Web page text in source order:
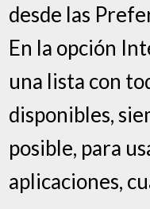
desde las
En la opción
una lista con
disponibles,
posible, para
aplicaciones,